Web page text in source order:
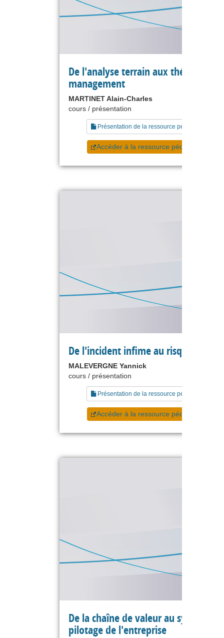
De l'analyse terrain aux théories du
management
MARTINET Alain-Charles
cours / présentation
Présentation de la ressource pédagogique
Accéder à la ressource pédagogique
De l'incident infime au risque
MALEVERGNE Yannick
cours / présentation
Présentation de la ressource pédagogique
Accéder à la ressource pédagogique
De la chaîne de valeur au système
pilotage de l'entreprise